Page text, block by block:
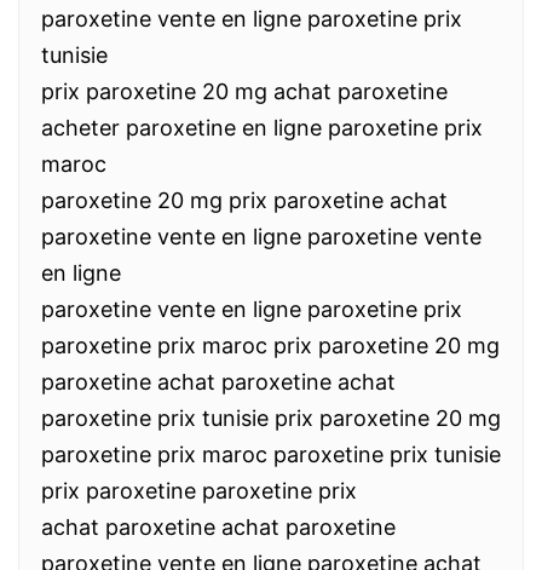
paroxetine vente en ligne paroxetine prix
tunisie
prix paroxetine 20 mg achat paroxetine
acheter paroxetine en ligne paroxetine prix
maroc
paroxetine 20 mg prix paroxetine achat
paroxetine vente en ligne paroxetine vente
en ligne
paroxetine vente en ligne paroxetine prix
paroxetine prix maroc prix paroxetine 20 mg
paroxetine achat paroxetine achat
paroxetine prix tunisie prix paroxetine 20 mg
paroxetine prix maroc paroxetine prix tunisie
prix paroxetine paroxetine prix
achat paroxetine achat paroxetine
paroxetine vente en ligne paroxetine achat